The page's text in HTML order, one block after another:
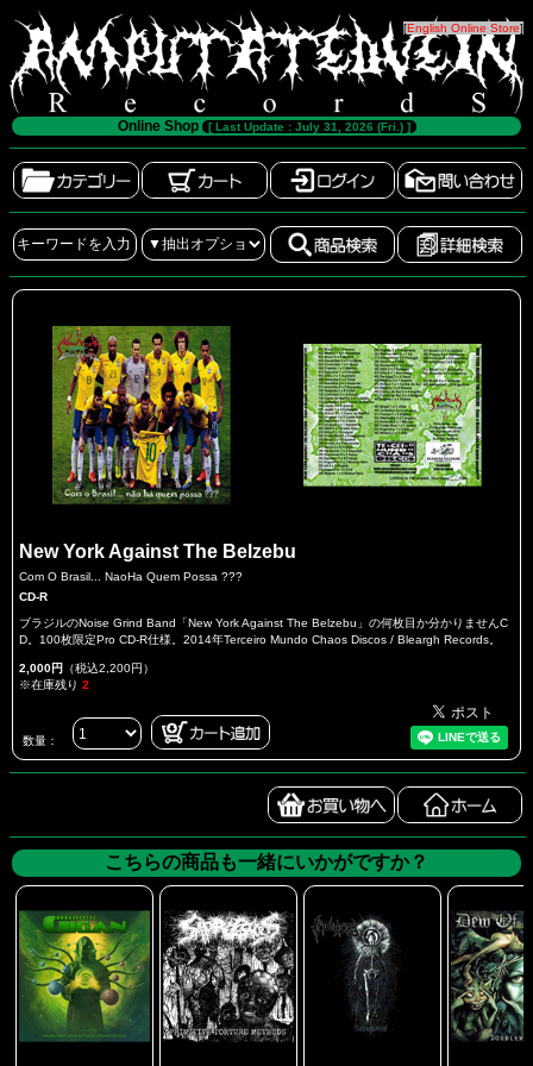
[English Online Store]
Online Shop [ Last Update : July 31, 2026 (Fri.) ]
New York Against The Belzebu
Com O Brasil... NaoHa Quem Possa ???
CD-R
ブラジルのNoise Grind Band「New York Against The Belzebu」の何枚目か分かりませんC
D。100枚限定Pro CD-R仕様。2014年Terceiro Mundo Chaos Discos / Bleargh Records。
2,000円 （税込2,200円）
※在庫残り 2
数量：
こちらの商品も一緒にいかがですか？